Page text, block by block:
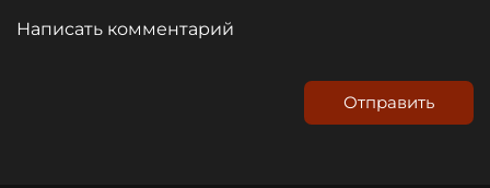
Отправить